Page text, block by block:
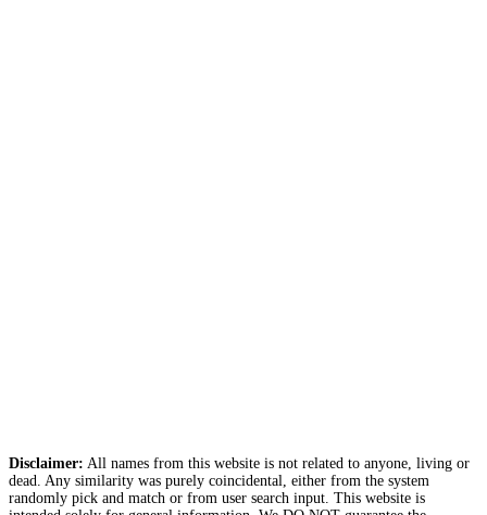
Disclaimer: All names from this website is not related to anyone, living or
dead. Any similarity was purely coincidental, either from the system
randomly pick and match or from user search input. This website is